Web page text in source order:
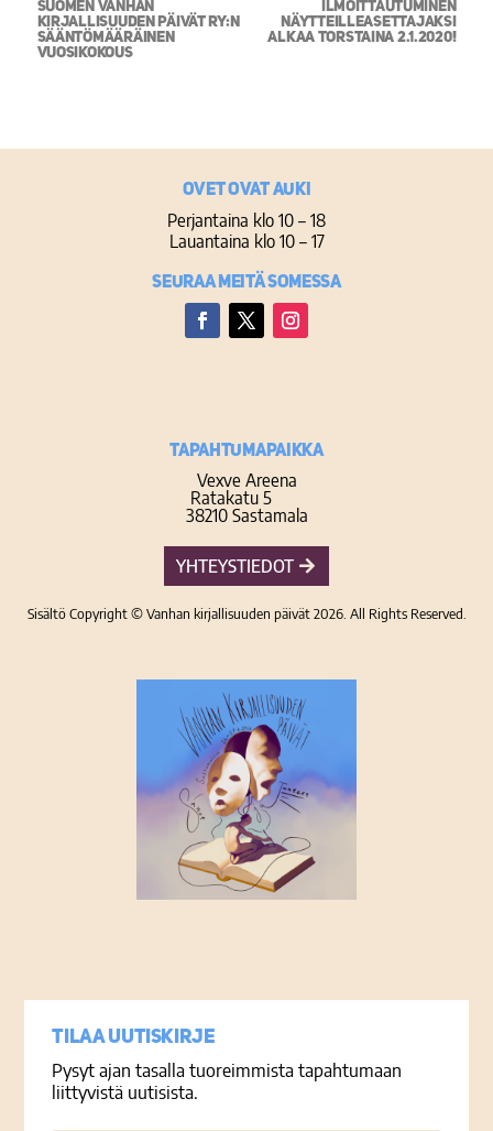
SUOMEN VANHAN
KIRJALLISUUDEN PÄIVÄT RY:N
SÄÄNTÖMÄÄRÄINEN
VUOSIKOKOUS
ILMOITTAUTUMINEN
NÄYTTEILLEASETTAJAKSI
ALKAA TORSTAINA 2.1.2020!
Ovet ovat auki
Perjantaina klo 10 – 18
Lauantaina klo 10 – 17
Seuraa meitä somessa
TAPAHTUMAPAIKKA
Vexve Areena
Ratakatu 5
38210 Sastamala
YHTEYSTIEDOT
Sisältö Copyright © Vanhan kirjallisuuden päivät 2026. All Rights Reserved.
Tilaa uutiskirje
Pysyt ajan tasalla tuoreimmista tapahtumaan
liittyvistä uutisista.